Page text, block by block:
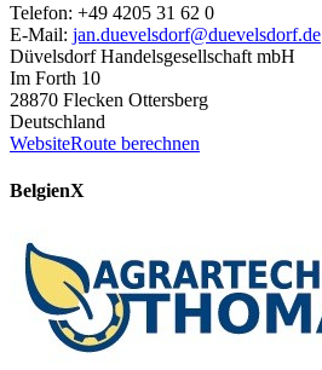
Telefon: +49 4205 31 62 0
E-Mail: jan.duevelsdorf@duevelsdorf.de
Düvelsdorf Handelsgesellschaft mbH
Im Forth 10
28870 Flecken Ottersberg
Deutschland
WebsiteRoute berechnen
BelgienX